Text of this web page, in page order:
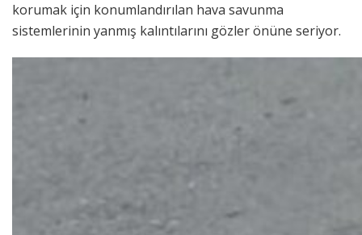
korumak için konumlandırılan hava savunma
sistemlerinin yanmış kalıntılarını gözler önüne seriyor.